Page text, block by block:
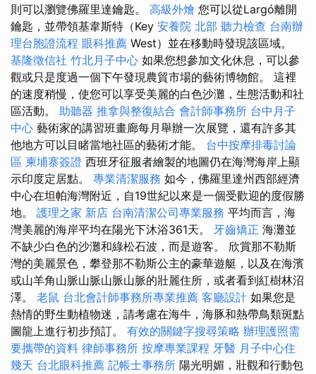
則可以瀏覽佛羅里達鑰匙。 高級外燴 您可以從Largó離開
鑰匙，並帶領基韋斯特（Key 安養院 北部 聽力檢查 台南辦
理台胞證流程 眼科推薦 West）並在移動時發現該區域。
基隆徵信社 竹北月子中心 如果您想參加文化休息，可以參
觀或只是度過一個下午發現農貿市場的藝術博物館。 這裡
的速度稍慢，使您可以享受美麗的白色沙灘，生態活動和社
區活動。 助聽器 推拿與整復結合 會計師事務所 台中月子
中心 藝術家的講習班畫廊每月舉辦一次展覽，還有許多其
他地方可以目睹當地社區的藝術才能。 台中按摩排毒討論
區 柬埔寨簽證 西班牙征服者繪製的地圖仍在海灣海岸上顯
示印度定居點。 專業清潔服務 如今，佛羅里達州西部經濟
中心在坦帕海灣附近，自19世紀以來是一個受歡迎的度假勝
地。 護理之家 新店 台南清潔公司專業服務 平均而言，海
灣美麗的海岸平均在陽光下沐浴361天。 牙齒矯正 海灘並
不缺少白色的沙灘和綠松石波，而是遊客。 欣賞那不勒斯
灣的美麗景色，攀登那不勒斯公主的豪華遊艇，以及在海濱
或山羊角山脈山脈山脈山脈的壯麗住所，或者看到紅樹林沼
澤。 老鼠 台北會計師事務所專業推薦 客廳設計 如果您是
熱情的野生動植物迷，請考慮在海牛，海豚和熱帶鳥類斑點
圖龍上進行初步預訂。 有效的關鍵字搜尋策略 辦理護照需
要攜帶的資料 律師事務所 按摩專業課程 牙醫 月子中心住
幾天 台北眼科推薦 記帳士事務所 陽光明媚，壯觀和行動包